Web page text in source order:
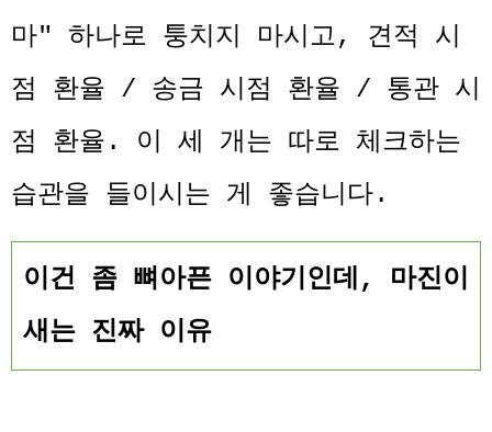
마" 하나로 퉁치지 마시고, 견적 시
점 환율 / 송금 시점 환율 / 통관 시
점 환율. 이 세 개는 따로 체크하는
습관을 들이시는 게 좋습니다.
이건 좀 뼈아픈 이야기인데, 마진이
새는 진짜 이유